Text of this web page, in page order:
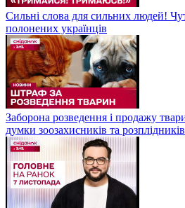
Сильні слова для сильних людей!
полонених українців
Заборона розведення і продажу
думки зоозахисників та розплідників